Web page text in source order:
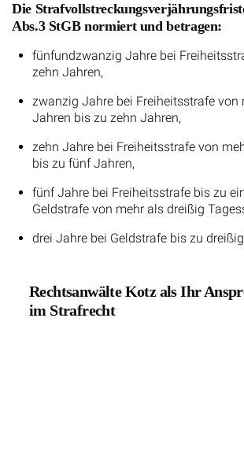
Die
Abs.3 StGB normiert und betragen:
fünfundzwanzig Jahre bei
zehn Jahren,
zwanzig Jahre bei Freiheitsstrafe von
Jahren bis zu zehn Jahren,
zehn Jahre bei Freiheitsstrafe von
bis zu fünf Jahren,
fünf Jahre bei Freiheitsstrafe bis zu
Geldstrafe von mehr als dreißig
drei Jahre bei Geldstrafe bis zu
Rechtsanwälte Kotz als Ihr
im Strafrecht